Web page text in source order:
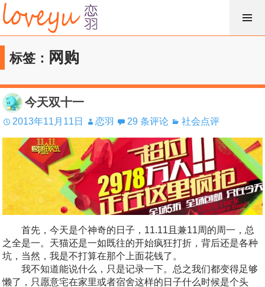
跳
过
内
容标签： 网购
今天双十一
2013年11月11日 恋羽 29 条评论 社会点评
首先，今天是个神奇的日子，11.11且兼11周的周一，总
之全是一。天猫还是一如既往的开始疯狂打折，背后还是各种
坑，当然，我是不打算在那个上面花钱了。
我不知道能说什么，只是记录一下。总之我们都变得足够
懒了，只愿意宅在家里或者宿舍这样的日子什么时候是个头